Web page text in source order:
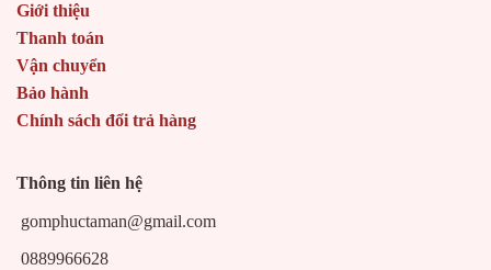
Giới thiệu
Thanh toán
Vận chuyển
Bảo hành
Chính sách đổi trả hàng
Thông tin liên hệ
gomphuctaman@gmail.com
0889966628